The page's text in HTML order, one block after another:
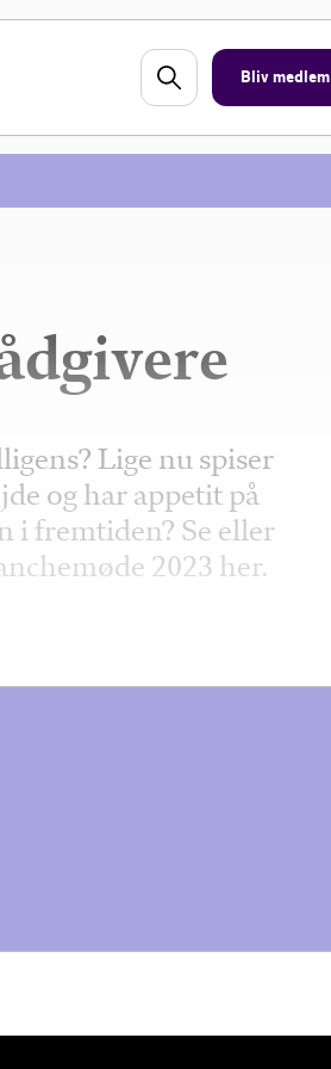
Bliv medlem
Lige nu spiser
og har appetit på
i fremtiden? Se eller
2023 her.